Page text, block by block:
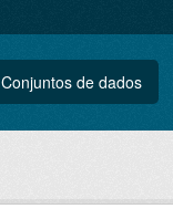
Conjuntos de dados